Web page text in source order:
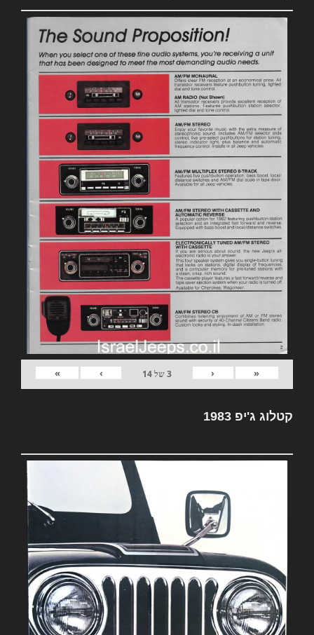
«
‹
3של14
›
»
קטלוג ג'יפ 1983